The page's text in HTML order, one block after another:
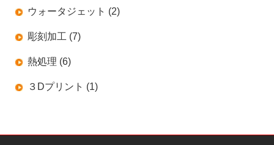
ウォータジェット (2)
彫刻加工 (7)
熱処理 (6)
３Dプリント (1)